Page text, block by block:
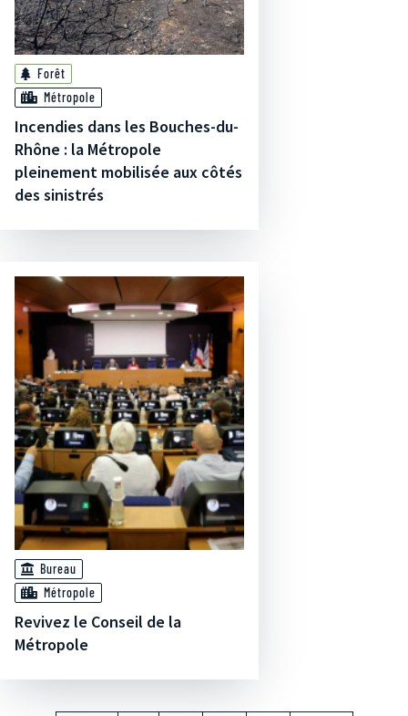
Forêt
Métropole
Incendies dans les Bouches-du-
Rhône : la Métropole
pleinement mobilisée aux côtés
des sinistrés
Bureau
Métropole
Revivez le Conseil de la
Métropole